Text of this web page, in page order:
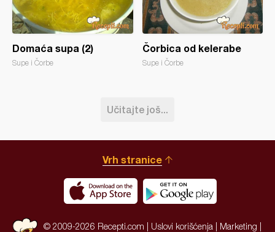
Domaća supa (2)
Supe i Čorbe
Čorbica od kelerabe
Supe i Čorbe
Učitajte još...
Vrh stranice
© 2009-2026 Recepti.com | Uslovi korišćenja Marketing